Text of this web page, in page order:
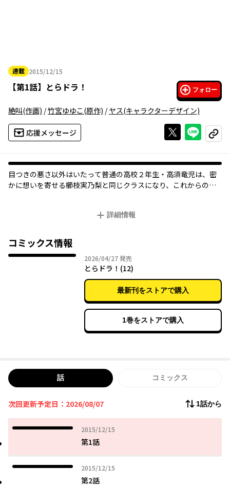
連載 2015/12/15
2015年12月15日
【第1話】 とらドラ！ フォロー
絶叫(作画) /竹宮ゆゆこ(原作) /ヤス(キャラクターデザイン)
応援メッセージ Xで投稿する
ライン
コピー
目つきの悪さ以外はいたって普通の高校２年生・高須竜児は、密
かに想いを寄せる櫛枝実乃梨と同じクラスになり、これからの１
河の知ってはいけない秘密を、ふとした事から竜児は知ってしま
詳細情報
コミックス情報
2026/04/272026年04月27日
発売
とらドラ！(12)
最新刊をストアで購入
1巻をストアで購入
話 コミックス
次回更新予定日：2026/08/07 1話から
2015/12/15
2015年12月15日
第1話
2015/12/15
2015年12月15日
第2話